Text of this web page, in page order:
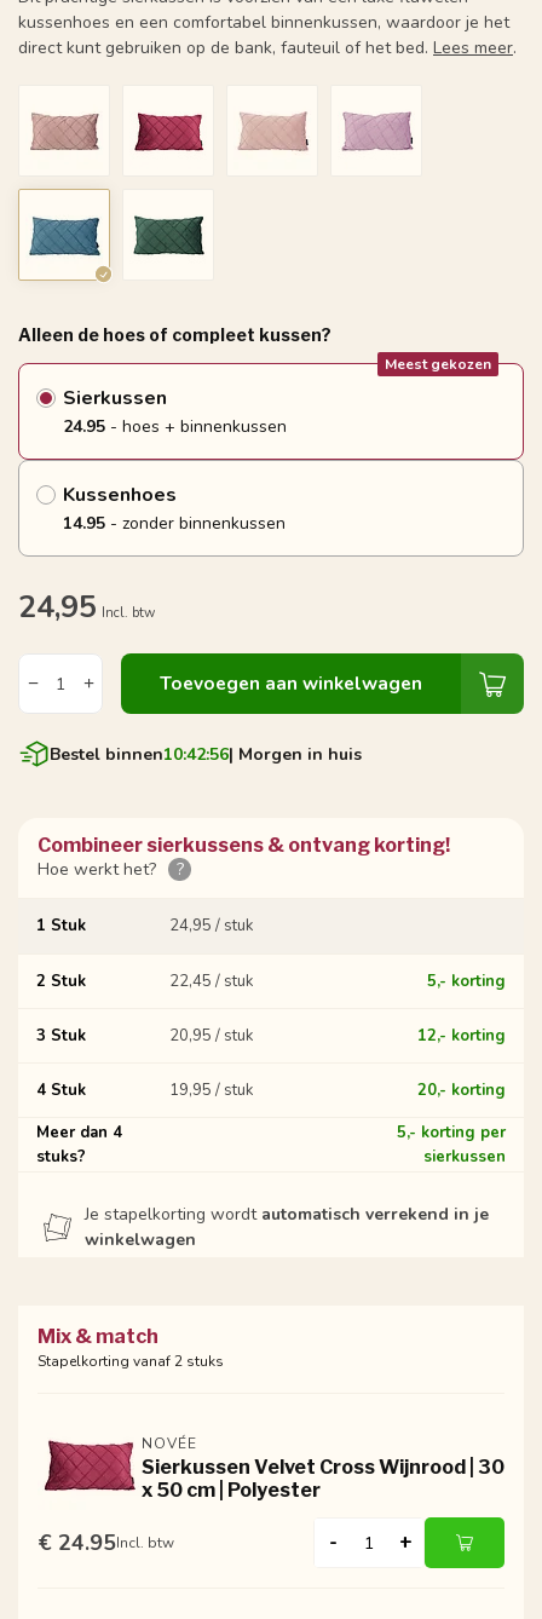
kussenhoes en een comfortabel binnenkussen, waardoor je het
direct kunt gebruiken op de bank, fauteuil of het bed. Lees meer.
Alleen de hoes of compleet kussen?
Sierkussen
Meest gekozen
24.95 - hoes + binnenkussen
Kussenhoes
14.95 - zonder binnenkussen
24,95 Incl. btw
Toevoegen aan winkelwagen
Bestel binnen10:42:55| Morgen in huis
Combineer sierkussens & ontvang korting!
Hoe werkt het?
?
1 Stuk 24,95 / stuk
2 Stuk 22,45 / stuk 5,- korting
3 Stuk 20,95 / stuk 12,- korting
4 Stuk 19,95 / stuk
20,- korting
Meer dan 4
stuks?
5,- korting per
sierkussen
Je stapelkorting wordt automatisch verrekend in je
winkelwagen
Mix & match
Stapelkorting vanaf 2 stuks
NOVÉE
Sierkussen Velvet Cross Wijnrood | 30
x 50 cm | Polyester
€ 24.95Incl. btw - +